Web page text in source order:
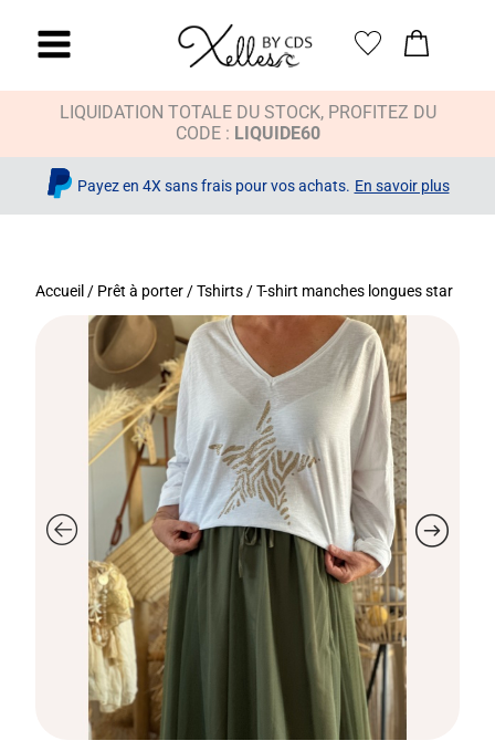
LIQUIDATION TOTALE DU STOCK, PROFITEZ DU
CODE : LIQUIDE60
Payez en 4X sans frais pour vos achats. En savoir plus
Accueil / Prêt à porter /Tshirts / T-shirt manches longues star